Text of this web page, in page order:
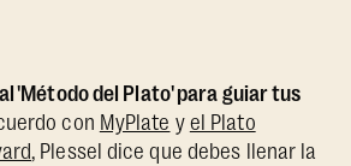
'Método del Plato' para guiar tus
con MyPlate y el Plato
, Plessel dice que debes llenar la